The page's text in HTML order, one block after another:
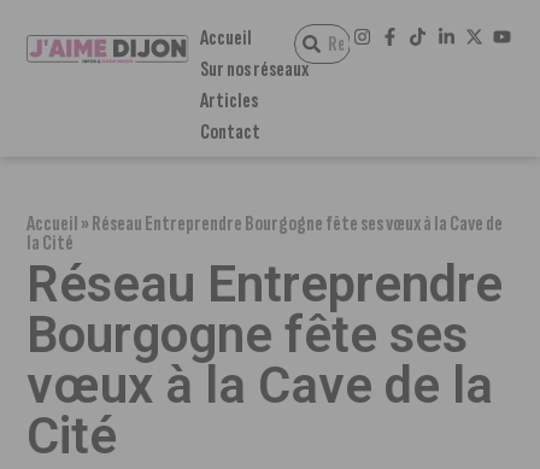
Accueil
Sur nos réseaux
Articles
Contact
Accueil»Réseau Entreprendre Bourgogne fête ses vœux à la Cave de
la Cité
Réseau Entreprendre
Bourgogne fête ses
vœux à la Cave de la
Cité